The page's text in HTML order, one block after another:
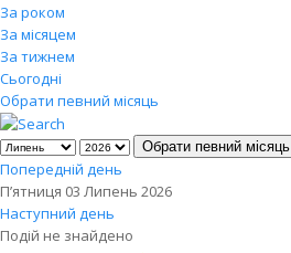
За роком
За місяцем
За тижнем
Сьогодні
Обрати певний місяць
Обрати певний місяць
Попередній день
П’ятниця 03 Липень 2026
Наступний день
Подій не знайдено